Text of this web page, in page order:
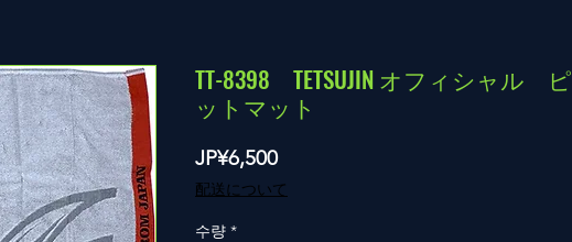
TT-8398 TETSUJIN オフィシャル ピ
ットマット
JP¥6,500가
격
配送について
수량 *